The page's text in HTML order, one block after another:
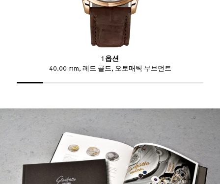
1 옵션
40.00 mm, 레드 골드, 오토매틱 무브먼트